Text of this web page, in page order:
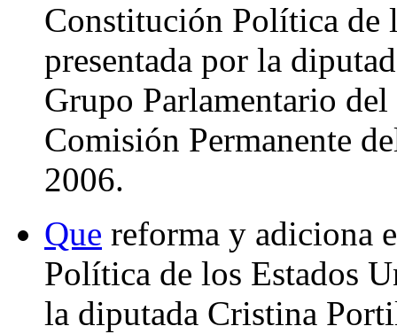
Constitución Política de
presentada por la
Grupo Parlamentario
Comisión Permanente
2006.
Que reforma y adiciona
Política de los Estados
la diputada Cristina